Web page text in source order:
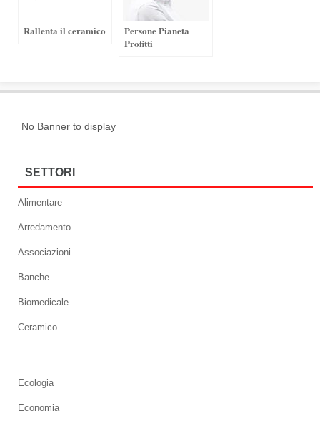
Rallenta il ceramico
Persone Pianeta
Profitti
No Banner to display
SETTORI
Alimentare
Arredamento
Associazioni
Banche
Biomedicale
Ceramico
Ecologia
Economia